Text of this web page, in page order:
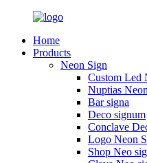
Home
Products
Neon Sign
Custom Led
Nuptias
Bar signa
Deco signum
Conclave
Logo Neon
Shop Neo